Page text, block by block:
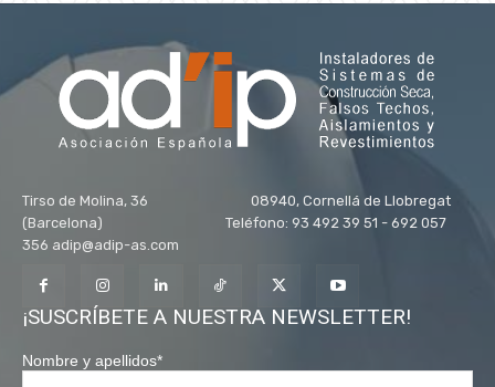
Tirso de Molina, 36 08940, Cornellá de Llobregat
(Barcelona) Teléfono: 93 492 39 51 - 692 057
356 adip@adip-as.com
¡SUSCRÍBETE A NUESTRA NEWSLETTER!
Nombre y apellidos*